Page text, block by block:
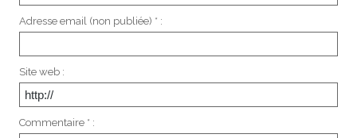
Adresse email (non publiée) * :
Site web :
Commentaire * :